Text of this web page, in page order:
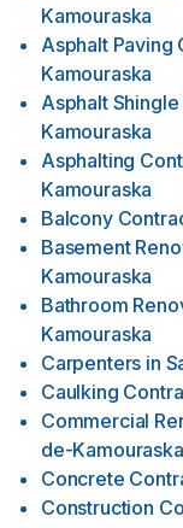
Kamouraska
Asphalt Paving
Kamouraska
Asphalt
Kamouraska
Asphalting
Kamouraska
Balcony
Basement
Kamouraska
Bathroom
Kamouraska
Carpenters in
Caulking
Commercial
de-Kamouraska
Concrete
Construction